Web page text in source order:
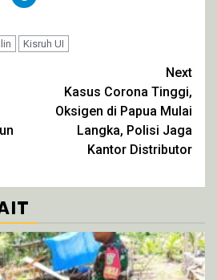
Telegram(Membuka
di
jendela
Kisruh UI
Next
Kasus Corona Tinggi,
Oksigen di Papua Mulai
Langka, Polisi Jaga
Kantor Distributor